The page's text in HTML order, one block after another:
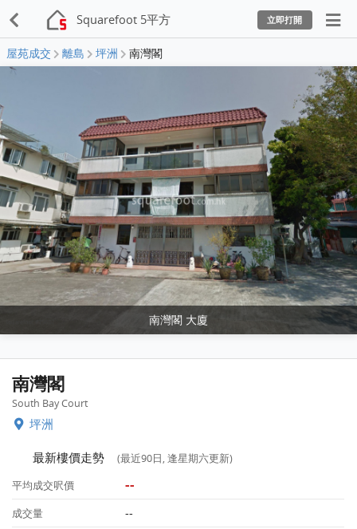
Squarefoot 5平方 立即打開
屋苑成交 離島 坪洲 南灣閣
南灣閣 大廈
南灣閣
South Bay Court
坪洲
最新樓價走勢
(最近90日, 逢星期六更新)
平均成交呎價
--
成交量 --